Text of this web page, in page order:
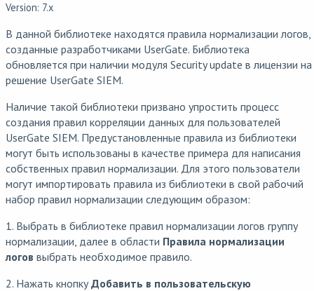
Version: 7.x
В данной библиотеке находятся правила нормализации логов,
созданные разработчиками UserGate. Библиотека
обновляется при наличии модуля Security update в лицензии на
решение UserGate SIEM.
Наличие такой библиотеки призвано упростить процесс
создания правил корреляции данных для пользователей
UserGate SIEM. Предустановленные правила из библиотеки
могут быть использованы в качестве примера для написания
собственных правил нормализации. Для этого пользователи
могут импортировать правила из библиотеки в свой рабочий
набор правил нормализации следующим образом:
1. Выбрать в библиотеке правил нормализации логов группу
нормализации, далее в области Правила нормализации
логов выбрать необходимое правило.
2. Нажать кнопкуДобавить в пользовательскую